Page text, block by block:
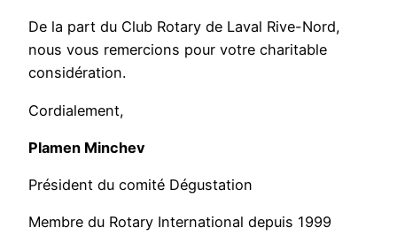
De la part du Club Rotary de Laval Rive-Nord,
nous vous remercions pour votre charitable
considération.
Cordialement,
Plamen Minchev
Président du comité Dégustation
Membre du Rotary International depuis 1999